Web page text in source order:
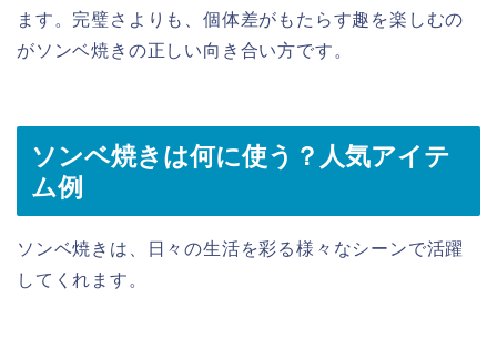
ます。完璧さよりも、個体差がもたらす趣を楽しむの
がソンベ焼きの正しい向き合い方です。
ソンベ焼きは何に使う？人気アイテ
ム例
ソンベ焼きは、日々の生活を彩る様々なシーンで活躍
してくれます。